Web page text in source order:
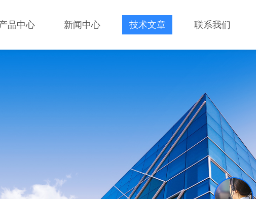
品中心 新闻中心 技术文章 联系我们